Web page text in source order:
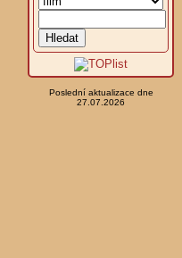
Poslední aktualizace dne
27.07.2026